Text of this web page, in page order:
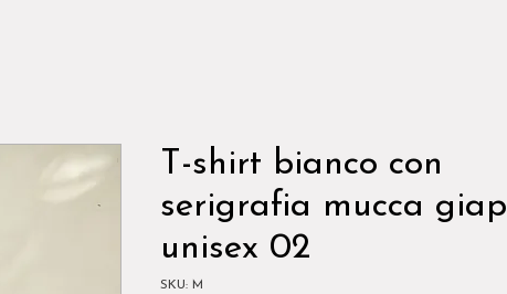
T-shirt bianco con
serigrafia mucca giap
unisex 02
SKU: M